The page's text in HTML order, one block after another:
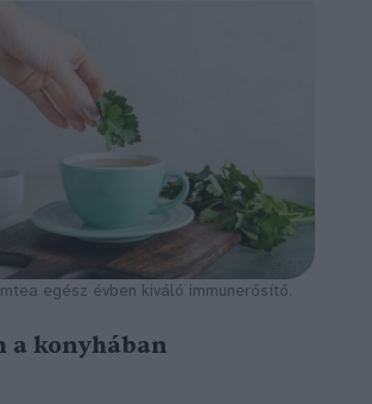
egész évben kiváló immunerősítő.
a konyhában